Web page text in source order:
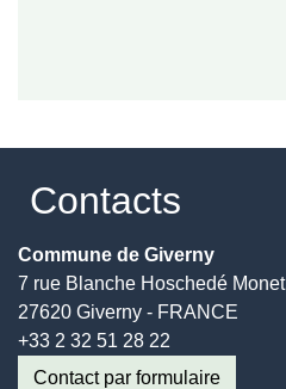
Contacts
Commune de Giverny
7 rue Blanche Hoschedé Monet
27620 Giverny - FRANCE
+33 2 32 51 28 22
Contact par formulaire